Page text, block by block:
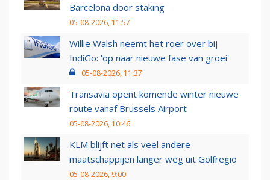
Barcelona door staking
05-08-2026, 11:57
Willie Walsh neemt het roer over bij
IndiGo: 'op naar nieuwe fase van groei'
05-08-2026, 11:37
Transavia opent komende winter nieuwe
route vanaf Brussels Airport
05-08-2026, 10:46
KLM blijft net als veel andere
maatschappijen langer weg uit Golfregio
05-08-2026, 9:00